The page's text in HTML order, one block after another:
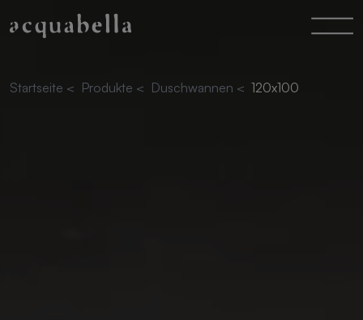
Startseite < Produkte < Duschwannen < 120x100